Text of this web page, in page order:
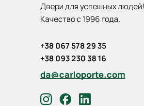
Двери для успешных людей!
Качество с 1996 года.
+38 067 578 29 35
+38 093 230 38 16
da@carloporte.com